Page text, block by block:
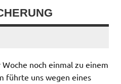
noch einmal zu einem
führte uns wegen eines